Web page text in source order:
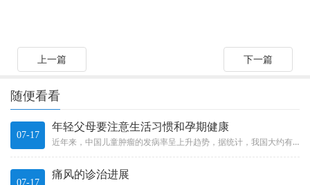
上一篇 下一篇
随便看看
07-17
年轻父母要注意生活习惯和孕期健康
近年来，中国儿童肿瘤的发病率呈上升趋势，据统计，我国大约有3亿14岁以下儿童，平均每1万个儿童中，就会有1个恶性肿瘤患儿...
07-17
痛风的诊治进展